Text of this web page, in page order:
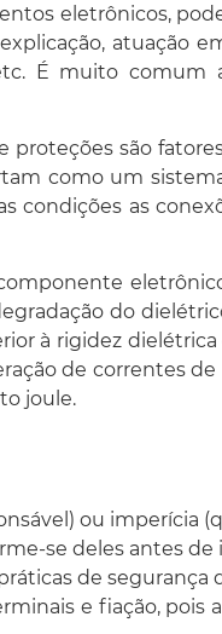
eletrônicos,
atuação
É muito comum
são
como um
condições as
do
à rigidez
de correntes
joule.
ou imperícia
se deles antes de
de segurança
e fiação,